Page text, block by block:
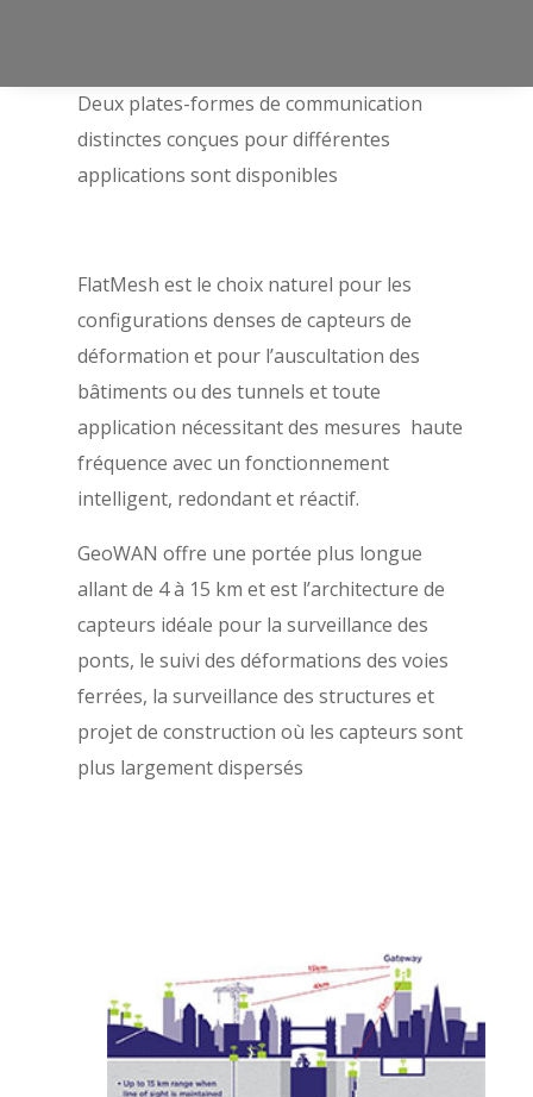
Deux plates-formes de communication
distinctes conçues pour différentes
applications sont disponibles
FlatMesh est le choix naturel pour les
configurations denses de capteurs de
déformation et pour l’auscultation des
bâtiments ou des tunnels et toute
application nécessitant des mesures haute
fréquence avec un fonctionnement
intelligent, redondant et réactif.
GeoWAN offre une portée plus longue
allant de 4 à 15 km et est l’architecture de
capteurs idéale pour la surveillance des
ponts, le suivi des déformations des voies
ferrées, la surveillance des structures et
projet de construction où les capteurs sont
plus largement dispersés